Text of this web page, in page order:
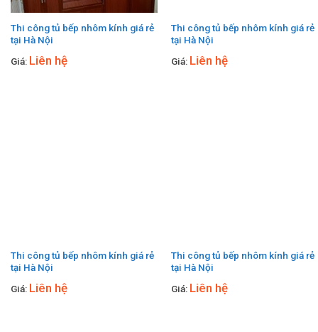
Thi công tủ bếp nhôm kính giá rẻ
tại Hà Nội
Giá: Liên hệ
Thi công tủ bếp nhôm kính giá rẻ
tại Hà Nội
Giá: Liên hệ
Thi công tủ bếp nhôm kính giá rẻ
tại Hà Nội
Giá: Liên hệ
Thi công tủ bếp nhôm kính giá rẻ
tại Hà Nội
Giá: Liên hệ